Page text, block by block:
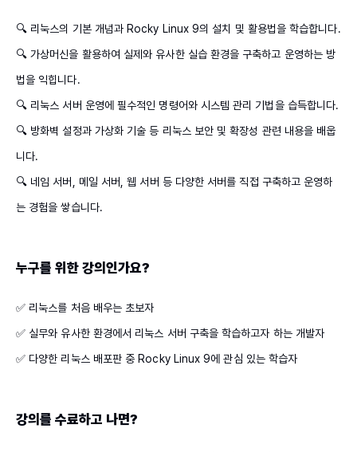
🔍 리눅스의 기본 개념과 Rocky Linux 9의 설치 및 활용법을 학습합니다.
🔍 가상머신을 활용하여 실제와 유사한 실습 환경을 구축하고 운영하는 방
법을 익힙니다.
🔍 리눅스 서버 운영에 필수적인 명령어와 시스템 관리 기법을 습득합니다.
🔍 방화벽 설정과 가상화 기술 등 리눅스 보안 및 확장성 관련 내용을 배웁
니다.
🔍 네임 서버, 메일 서버, 웹 서버 등 다양한 서버를 직접 구축하고 운영하
는 경험을 쌓습니다.
누구를 위한 강의인가요?
✅ 리눅스를 처음 배우는 초보자​
✅ 실무와 유사한 환경에서 리눅스 서버 구축을 학습하고자 하는 개발자​
✅ 다양한 리눅스 배포판 중 Rocky Linux 9에 관심 있는 학습자​
강의를 수료하고 나면?